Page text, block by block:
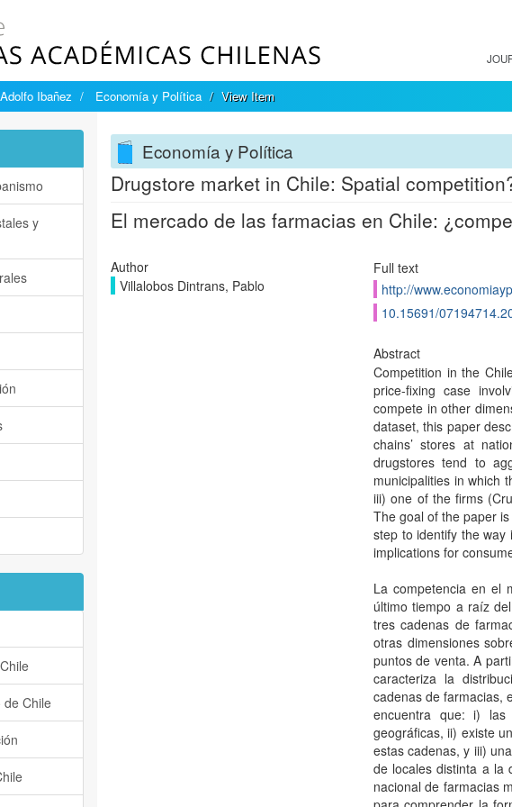
Ibañez Economía y Política View Item
Economía y Política
Drugstore market in Chile: Spatial
El mercado de las farmacias en Chile:
Author
Villalobos Dintrans, Pablo
Full text
http://
10.15691/
Abstract
Competition in the
price-fixing case
compete in other
dataset, this paper
chains’ stores at
drugstores tend to
municipalities in which
iii) one of the firms
The goal of the paper
step to identify the
implications for
La competencia en el
último tiempo a raíz
tres cadenas de
otras dimensiones
puntos de venta. A
caracteriza la
cadenas de farmacias,
encuentra que: i) las
geográficas, ii) existe
estas cadenas, y iii)
de locales distinta a la
nacional de farmacias
y
de Chile